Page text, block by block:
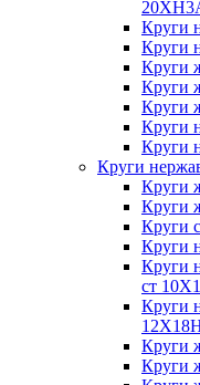
Круги
Круги
Круги
Круги
Круги
Круги
Круги
Круги
Круги
Круги
Круги
Круги
Круги
ст
Круги
Круги
Круги